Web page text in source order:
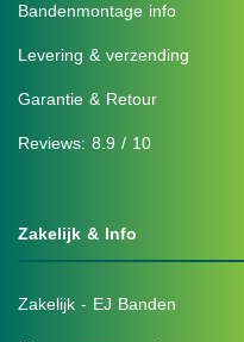
Bandenmontage info
Levering & verzending
Garantie & Retour
Reviews: 8.9 / 10
Zakelijk & Info
Zakelijk - EJ Banden